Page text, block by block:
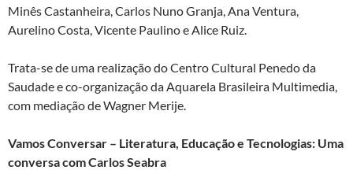
Minês Castanheira, Carlos Nuno Granja, Ana Ventura,
Aurelino Costa, Vicente Paulino e Alice Ruiz.
Trata-se de uma realização do Centro Cultural Penedo da
Saudade e co-organização da Aquarela Brasileira Multimedia,
com mediação de Wagner Merije.
Vamos Conversar – Literatura, Educação e Tecnologias: Uma
conversa com Carlos Seabra